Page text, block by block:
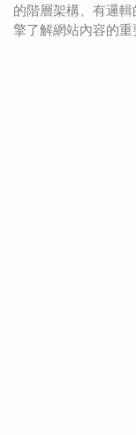
的階層架構、有邏
擎了解網站內容的重